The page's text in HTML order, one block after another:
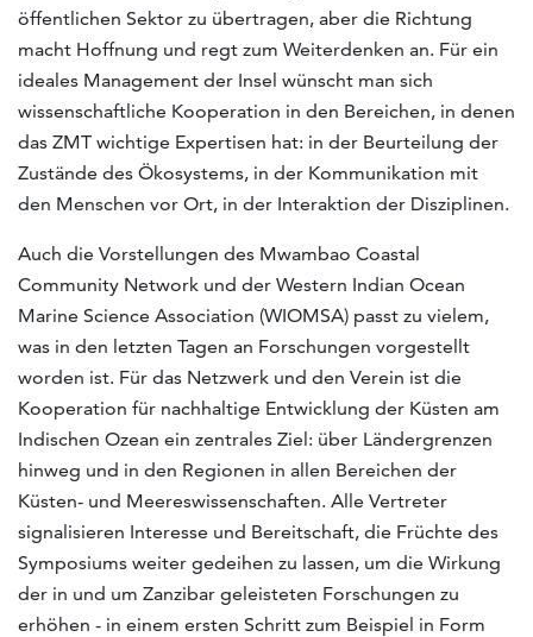
öffentlichen Sektor zu übertragen, aber die Richtung
macht Hoffnung und regt zum Weiterdenken an. Für ein
ideales Management der Insel wünscht man sich
wissenschaftliche Kooperation in den Bereichen, in denen
das ZMT wichtige Expertisen hat: in der Beurteilung der
Zustände des Ökosystems, in der Kommunikation mit
den Menschen vor Ort, in der Interaktion der Disziplinen.
Auch die Vorstellungen des Mwambao Coastal
Community Network und der Western Indian Ocean
Marine Science Association (WIOMSA) passt zu vielem,
was in den letzten Tagen an Forschungen vorgestellt
worden ist. Für das Netzwerk und den Verein ist die
Kooperation für nachhaltige Entwicklung der Küsten am
Indischen Ozean ein zentrales Ziel: über Ländergrenzen
hinweg und in den Regionen in allen Bereichen der
Küsten- und Meereswissenschaften. Alle Vertreter
signalisieren Interesse und Bereitschaft, die Früchte des
Symposiums weiter gedeihen zu lassen, um die Wirkung
der in und um Zanzibar geleisteten Forschungen zu
erhöhen - in einem ersten Schritt zum Beispiel in Form